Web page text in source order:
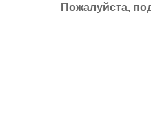
Пожалуйста,